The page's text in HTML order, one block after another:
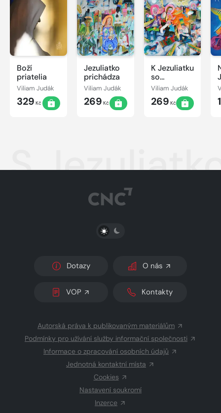
Boží
priatelia
Viliam Judák
329 Kč
Jezuliatko
prichádza
Viliam Judák
269 Kč
K Jezuliatku
so
svätožiarou
Viliam Judák
269 Kč
S
PŘEPNOUT SVĚTLÝ/TMAVÝ REŽIM
Dotazy O nás
VOP Kontakty
Autorská práva k publikovaným materiálům
Podmínky pro užívání služby informační společnosti
Informace o zpracování osobních údajů
Jednotná kontaktní místa
Cookies
Nastavení soukromí
Inzerce